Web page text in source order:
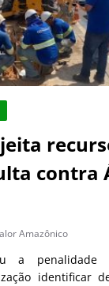
contra
Amazônico
a penalidade
identificar